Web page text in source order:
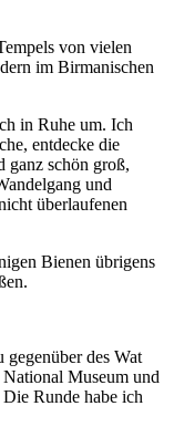
von vielen
im Birmanischen
in Ruhe um. Ich
entdecke die
ganz schön groß,
und
überlaufenen
Bienen übrigens
des Wat
Museum und
Runde habe ich